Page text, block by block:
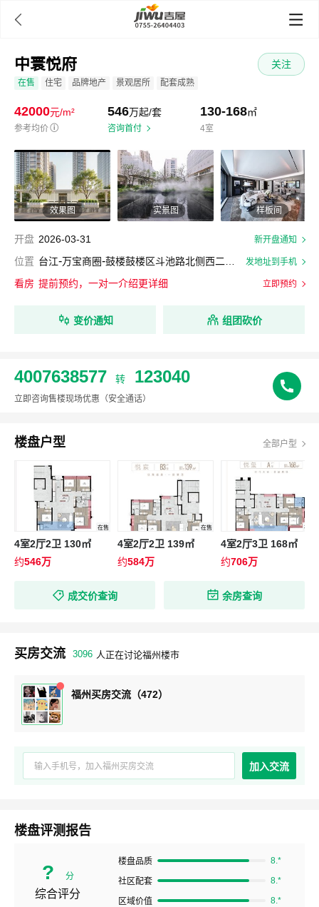

中寰悦府 关注
在售 住宅 品牌地产 景观居所 配套成熟
42000元/m²
参考均价ⓘ
546万起/套
咨询首付
130-168㎡
4室
效果图 实景图 样板间
开盘 2026-03-31 新开盘通知
位置 台江-万宝商圈- 发地址到手机
看房 提前预约，一对一介绍更详细 立即预约
变价通知 组团砍价
4007638577 转 123040
立即咨询售楼现场优惠 （安全通话）
楼盘户型 全部户型
在售
4室2厅2卫 130㎡
约546万
在售
4室2厅2卫 139㎡
约584万
在售
4室2厅3卫 168㎡
约706万
成交价查询 余房查询
买房交流 3096 人正在讨论福州楼市
福州买房交流（472）
加入交流
楼盘评测报告
? 分
综合评分
楼盘品质 8.*
社区配套 8.*
区域价值 8.*